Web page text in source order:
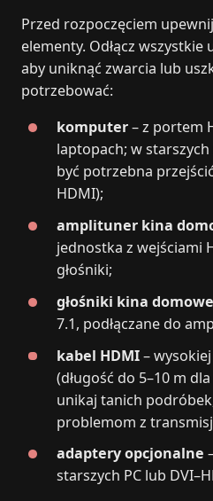
Przed rozpoczęciem
elementy. Odłącz
aby uniknąć zwarcia lub
potrzebować:
komputer– z portem
laptopach; w
być potrzebna
HDMI);
amplituner kina
jednostka z wejściami
głośniki;
głośniki kina
7.1, podłączane do
kabel HDMI–
(długość do 5–10 m
unikaj tanich
problemom z
adaptery opcjonalne
starszych PC lub